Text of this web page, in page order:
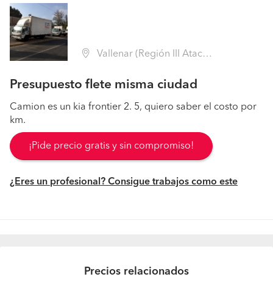
Vallenar (Región III Atacama - Huasco)
Presupuesto flete misma ciudad
Camion es un kia frontier 2. 5, quiero saber el costo por
km.
¡Pide precio gratis y sin compromiso!
¿Eres un profesional? Consigue trabajos como este
Precios relacionados